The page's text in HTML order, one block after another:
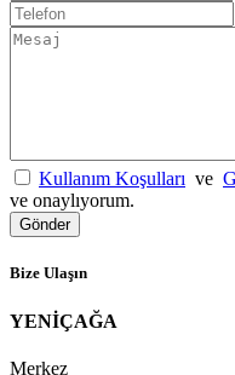
Kullanım Koşulları ve
ve onaylıyorum.
Bize Ulaşın
YENİÇAĞA
Merkez